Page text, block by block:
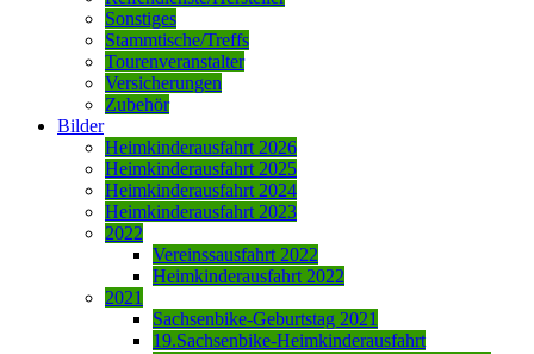
Sonstiges
Stammtische/Treffs
Tourenveranstalter
Versicherungen
Zubehör
Bilder
Heimkinderausfahrt 2026
Heimkinderausfahrt 2025
Heimkinderausfahrt 2024
Heimkinderausfahrt 2023
2022
Vereinssausfahrt 2022
Heimkinderausfahrt 2022
2021
Sachsenbike-Geburtstag 2021
19.Sachsenbike-Heimkinderausfahrt